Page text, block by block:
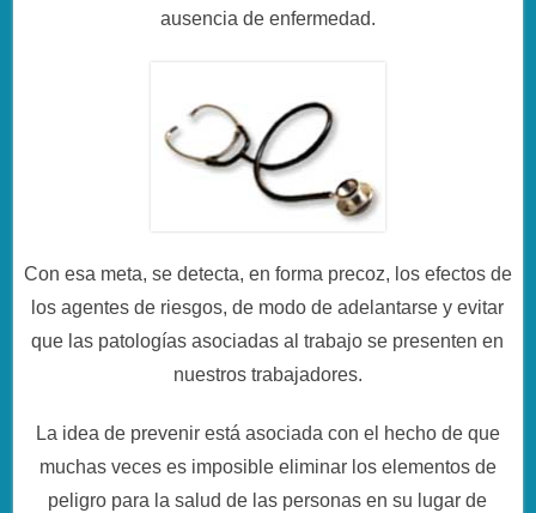
ausencia de enfermedad.
Con esa meta, se detecta, en forma precoz, los efectos de
los agentes de riesgos, de modo de adelantarse y evitar
que las patologías asociadas al trabajo se presenten en
nuestros trabajadores.
La idea de prevenir está asociada con el hecho de que
muchas veces es imposible eliminar los elementos de
peligro para la salud de las personas en su lugar de